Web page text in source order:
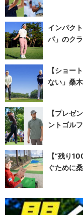
インパク
パ」のク
【ショー
ない」桑
【プレゼ
ントゴル
【“残り
ぐために